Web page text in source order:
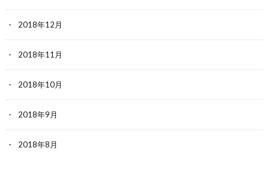
2018年12月
2018年11月
2018年10月
2018年9月
2018年8月